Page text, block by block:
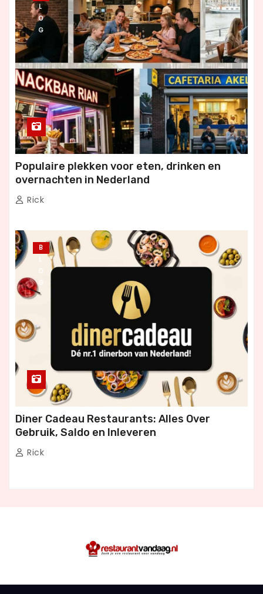
L
O
G
Populaire plekken voor eten, drinken en
overnachten in Nederland
Rick
B
L
O
G
Diner Cadeau Restaurants: Alles Over
Gebruik, Saldo en Inleveren
Rick